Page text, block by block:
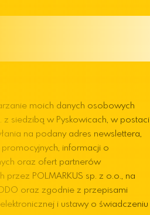
moich danych osobowych
z siedzibą w Pyskowicach, w postaci
na podany adres newslettera,
promocyjnych, informacji o
oraz ofert partnerów
przez POLMARKUS sp. z o.o., na
oraz zgodnie z przepisami
i ustawy o świadczeniu